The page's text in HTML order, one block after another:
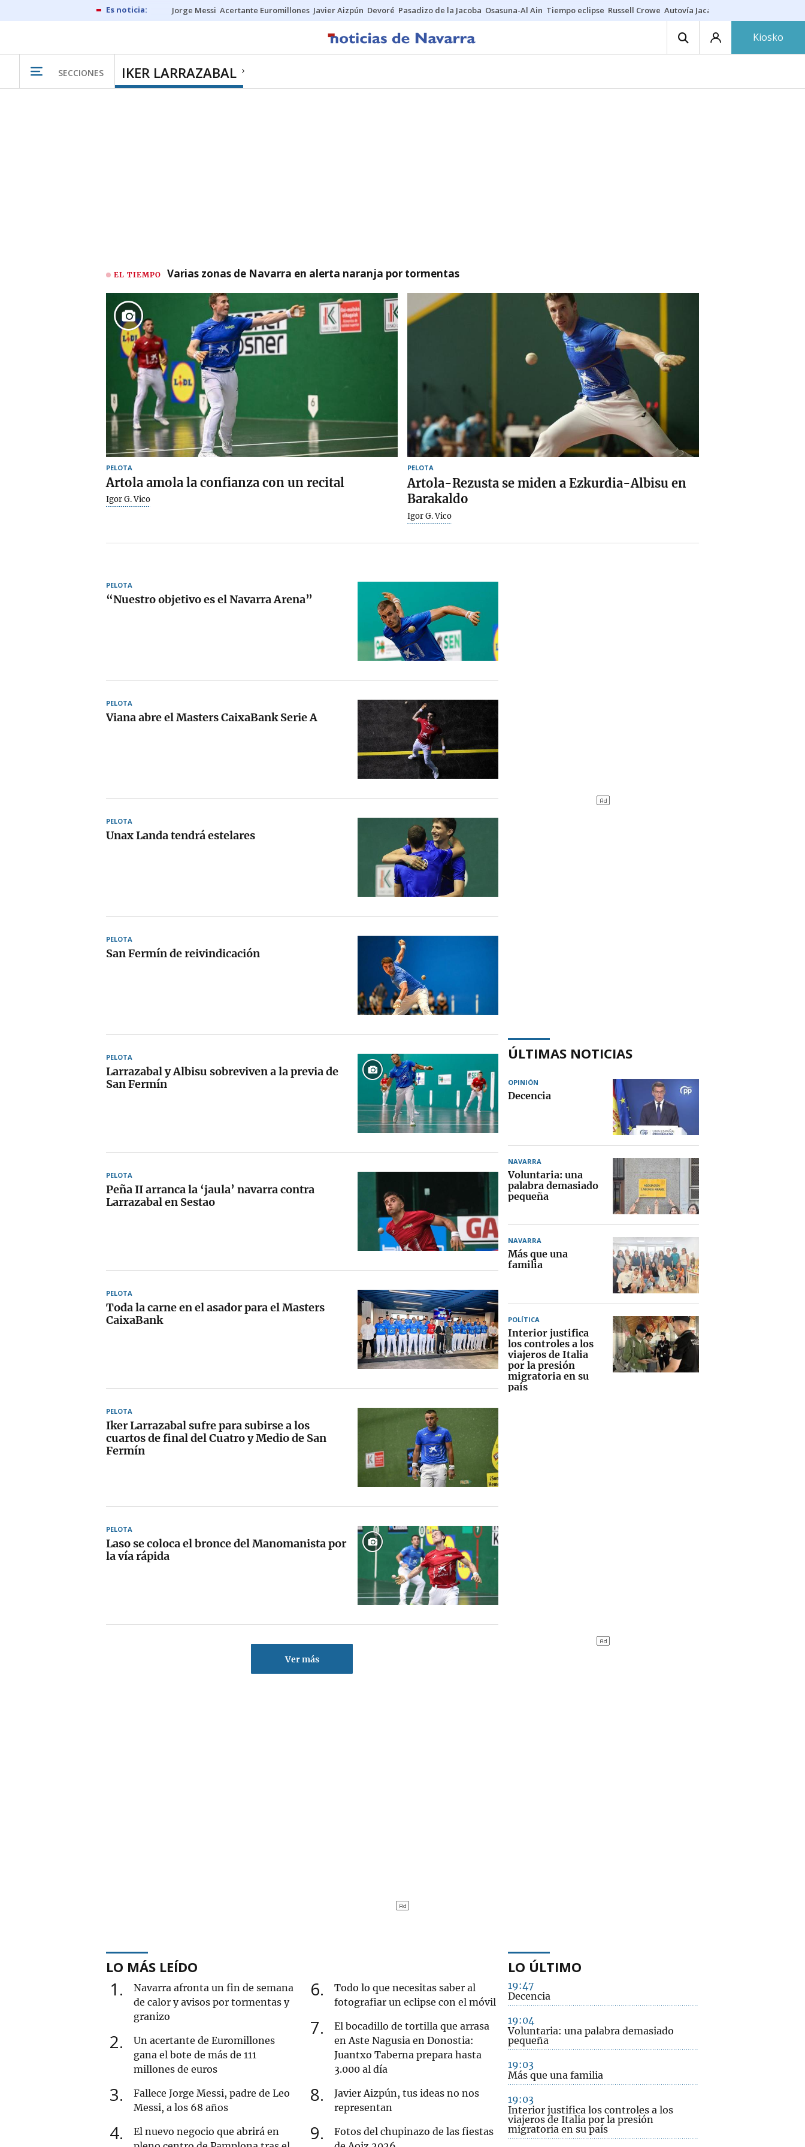
Jorge Messi Acertante Euromillones Javier Aizpún Devoré Pasadizo de la Jacoba Osasuna-Al Ain Tiempo eclipse Russell Crowe Autovía Jaca
Kiosko
SECCIONES IKER LARRAZABAL
EL TIEMPO Varias zonas de Navarra en alerta naranja por tormentas
PELOTA
Artola amola la confianza con un recital
Igor G. Vico
PELOTA
Artola-Rezusta se miden a Ezkurdia-Albisu en
Barakaldo
Igor G. Vico
PELOTA
“Nuestro objetivo es el Navarra Arena”
PELOTA
Viana abre el Masters CaixaBank Serie A
PELOTA
Unax Landa tendrá estelares
PELOTA
San Fermín de reivindicación
PELOTA
Larrazabal y Albisu sobreviven a la previa de
San Fermín
PELOTA
Peña II arranca la ‘jaula’ navarra contra
Larrazabal en Sestao
PELOTA
Toda la carne en el asador para el Masters
CaixaBank
PELOTA
Iker Larrazabal sufre para subirse a los
cuartos de final del Cuatro y Medio de San
Fermín
PELOTA
Laso se coloca el bronce del Manomanista por
la vía rápida
Ver más
ÚLTIMAS NOTICIAS
OPINIÓN
Decencia
NAVARRA
Voluntaria: una
palabra demasiado
pequeña
NAVARRA
Más que una
familia
POLÍTICA
Interior justifica
los controles a los
viajeros de Italia
por la presión
migratoria en su
país
LO MÁS LEÍDO
1
Navarra afronta un fin de semana
de calor y avisos por tormentas y
granizo
2
Un acertante de Euromillones
gana el bote de más de 111
millones de euros
3
Fallece Jorge Messi, padre de Leo
Messi, a los 68 años
4
El nuevo negocio que abrirá en
6
Todo lo que necesitas saber al
fotografiar un eclipse con el móvil
7
El bocadillo de tortilla que arrasa
en Aste Nagusia en Donostia:
Juantxo Taberna prepara hasta
3.000 al día
8
Javier Aizpún, tus ideas no nos
representan
9
Fotos del chupinazo de las fiestas
LO ÚLTIMO
19:47
Decencia
19:04
Voluntaria: una palabra demasiado
pequeña
19:03
Más que una familia
19:03
Interior justifica los controles a los
viajeros de Italia por la presión
migratoria en su país